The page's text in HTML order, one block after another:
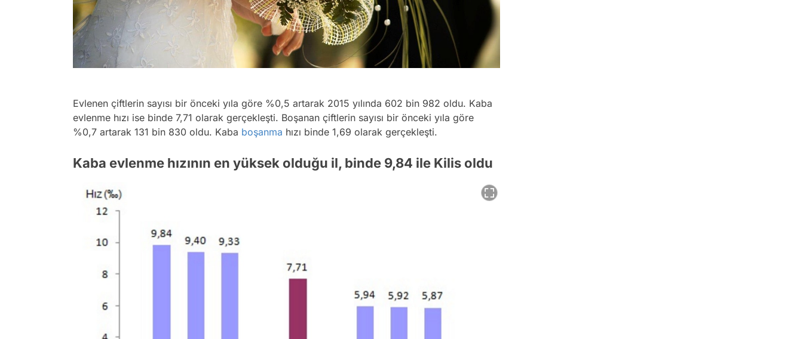
Evlenen çiftlerin sayısı bir önceki yıla göre %0,5 artarak 2015 yılında 602 bin 982 oldu. Kaba
evlenme hızı ise binde 7,71 olarak gerçekleşti. Boşanan çiftlerin sayısı bir önceki yıla göre
%0,7 artarak 131 bin 830 oldu. Kaba boşanma hızı binde 1,69 olarak gerçekleşti.
Kaba evlenme hızının en yüksek olduğu il, binde 9,84 ile Kilis oldu